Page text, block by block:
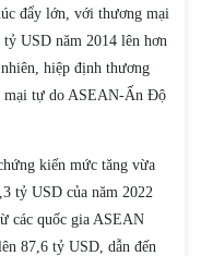
đẩy lớn, với thương mại
USD năm 2014 lên hơn
hiệp định thương
mại tự do ASEAN-Ấn Độ
kiến mức tăng vừa
tỷ USD của năm 2022
các quốc gia ASEAN
87,6 tỷ USD, dẫn đến